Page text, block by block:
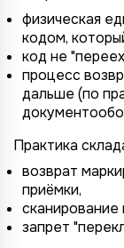
физическая
кодом,
код не
процесс
дальше (по
Практика
возврат
приёмки,
сканирование
запрет